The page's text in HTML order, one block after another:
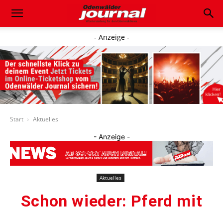
- Anzeige -
Start Aktuelles
- Anzeige -
Aktuelles
Schon wieder: Pferd mit